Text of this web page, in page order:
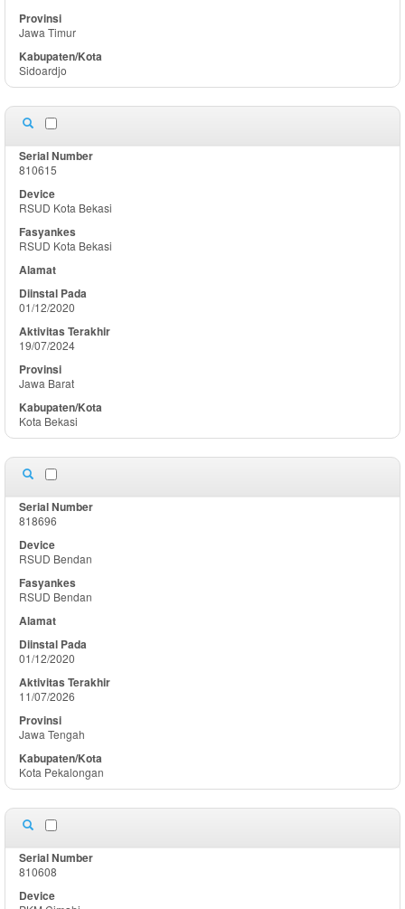
Jawa Timur
Sidoardjo
810615
RSUD Kota Bekasi
RSUD Kota Bekasi
01/12/2020
19/07/2024
Jawa Barat
Kota Bekasi
818696
RSUD Bendan
RSUD Bendan
01/12/2020
11/07/2026
Jawa Tengah
Kota Pekalongan
810608